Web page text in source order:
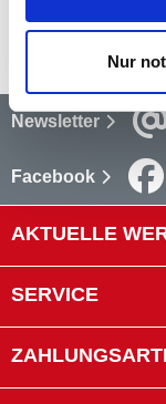
Nur
Newsletter
Facebook
AKTUELLE
SERVICE